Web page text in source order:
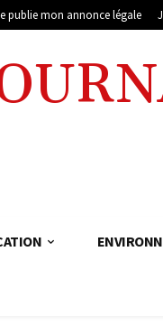
publie mon annonce légale